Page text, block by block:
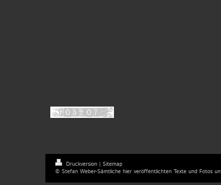
Druckversion | Sitemap
© Stefan Weber-Sämtliche hier veröffentlichten Texte und Fotos